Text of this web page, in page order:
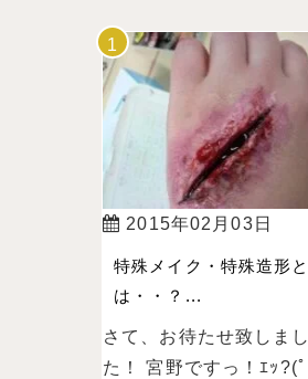
2015年02月03日
特殊メイク・特殊造形と
は・・？...
さて、お待たせ致しまし
た！ 宮野ですっ！ｴｯ?(ﾟ